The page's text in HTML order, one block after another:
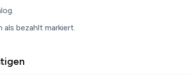
bezahlt markiert.